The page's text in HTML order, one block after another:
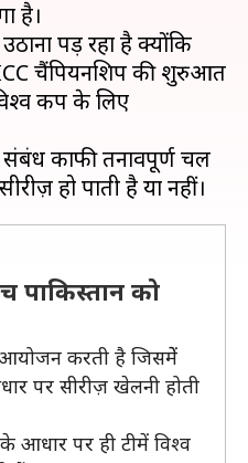
है।
पड़ रहा है क्योंकि
ICC चैंपियनशिप की शुरुआत
कप के लिए
संबंध काफी तनावपूर्ण चल
पाकिस्तान को
करती है जिसमेें
पर सीरीज़ खेलनी होती
आधार पर ही टीमें विश्व